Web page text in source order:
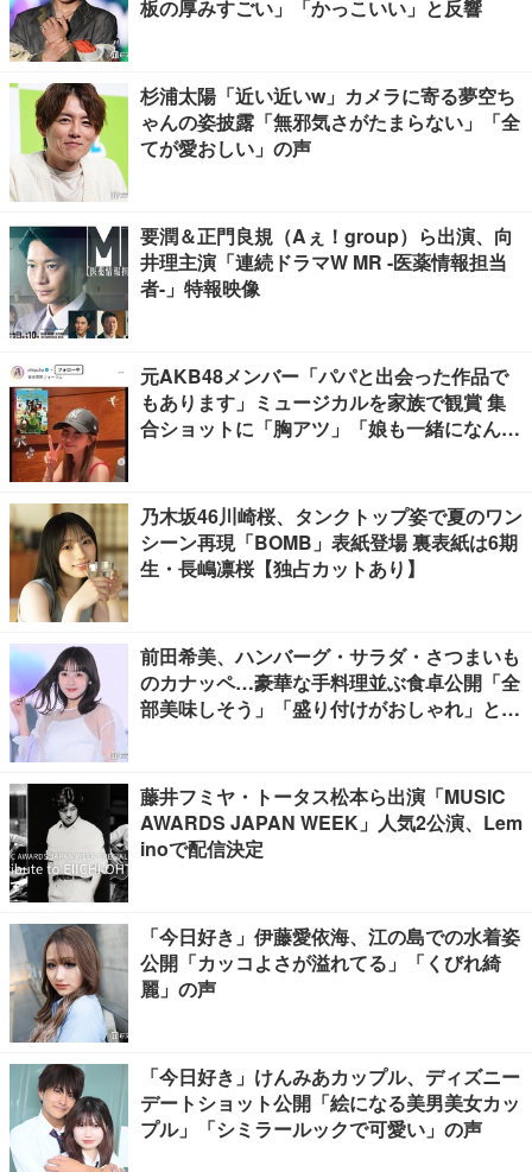
板の厚みすごい」「かっこいい」と反響
杉浦太陽「近い近いw」カメラに寄る夢空ち
ゃんの姿披露「無邪気さがたまらない」「全
てが愛おしい」の声
要潤＆正門良規（Aぇ！group）ら出演、向
井理主演「連続ドラマW MR -医薬情報担当
者-」特報映像
元AKB48メンバー「パパと出会った作品で
もあります」ミュージカルを家族で観賞 集
合ショットに「胸アツ」「娘も一緒になんて
乃木坂46川崎桜、タンクトップ姿で夏のワン
シーン再現「BOMB」表紙登場 裏表紙は6期
生・長嶋凛桜【独占カットあり】
前田希美、ハンバーグ・サラダ・さつまいも
のカナッペ…豪華な手料理並ぶ食卓公開「全
部美味しそう」「盛り付けがおしゃれ」と絶
藤井フミヤ・トータス松本ら出演「MUSIC
AWARDS JAPAN WEEK」人気2公演、Lem
inoで配信決定
「今日好き」伊藤愛依海、江の島での水着姿
公開「カッコよさが溢れてる」「くびれ綺
麗」の声
「今日好き」けんみあカップル、ディズニー
デートショット公開「絵になる美男美女カッ
プル」「シミラールックで可愛い」の声